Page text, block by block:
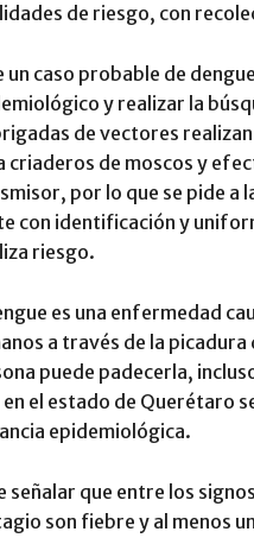
de riesgo, con
un caso probable de
y realizar la
de vectores
criaderos de moscos y
por lo que se pide a
con identificación y
riesgo.
es una enfermedad
a través de la
puede padecerla,
en el estado de Querétaro
epidemiológica.
señalar que entre los
son fiebre y al menos